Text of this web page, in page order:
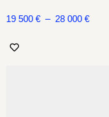
19 500 € – 28 000 €